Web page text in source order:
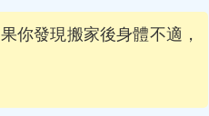
你發現搬家後身體不適，